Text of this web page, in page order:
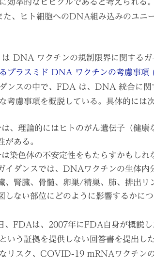
、ヒト細胞へのDNA組み込みのユニ
DNA ワクチンの規制限界に関するガ
プラスミド DNA ワクチンの考慮事項
ンスの中で、FDA は、DNA 統合に関
考慮事項を概説している。具体的には
、理論的にはヒトのがん遺伝子（健康
がある。
染色体の不安定性をもたらすかもしれ
イダンスでは、DNAワクチンの生体内
、腎臓、骨髄、卵巣/精巣、肺、排出リ
しない部位にどのように影響するかにつ
、FDAは、2007年にFDA自身が概説
いう証拠を提供しない回答書を提出
リスク、COVID-19 mRNAワクチン